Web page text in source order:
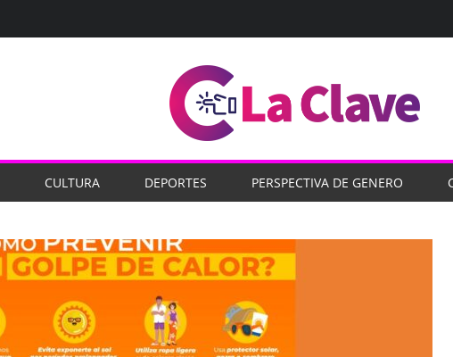
CULTURA DEPORTES PERSPECTIVA DE GENERO